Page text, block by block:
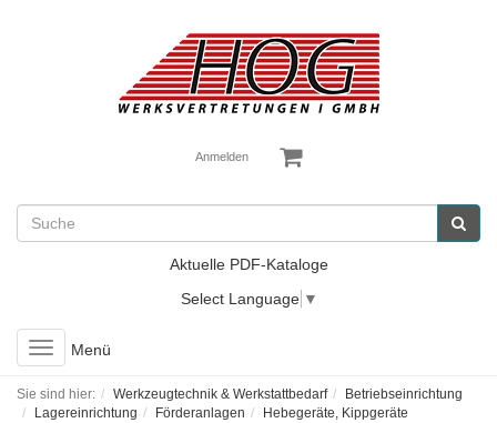
Anmelden
Aktuelle PDF-Kataloge
Select Language ▼
Toggle
navigation
Menü
Sie sind hier: Werkzeugtechnik & Werkstattbedarf
Betriebseinrichtung
Lagereinrichtung
Förderanlagen
Hebegeräte, Kippgeräte